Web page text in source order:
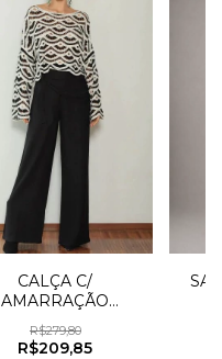
CALÇA C/
AMARRAÇÃO
CINTURA
R$279,80
R$209,85